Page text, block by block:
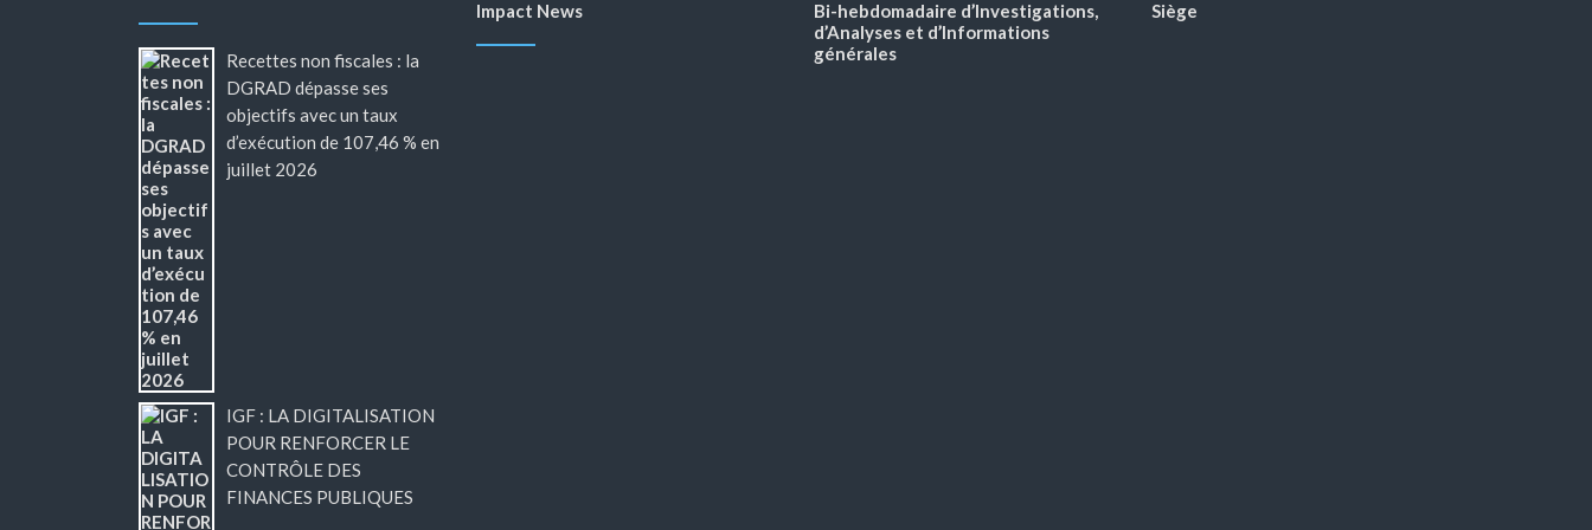
Recettes non fiscales : la
DGRAD dépasse ses
objectifs avec un taux
d’exécution de 107,46 % en
juillet 2026
IGF : LA DIGITALISATION
POUR RENFORCER LE
CONTRÔLE DES
FINANCES PUBLIQUES
Impact News
Bi-hebdomadaire d’Investigations,
d’Analyses et d’Informations
générales
Siège